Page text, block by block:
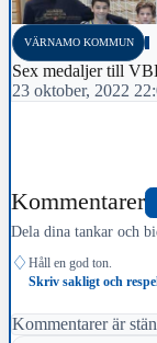
VÄRNAMO KOMMUN
Sex medaljer till
23 oktober, 2022
Kommentarer
Dela dina tankar och
♢ Håll en god ton.
Skriv sakligt och
Kommentarer är